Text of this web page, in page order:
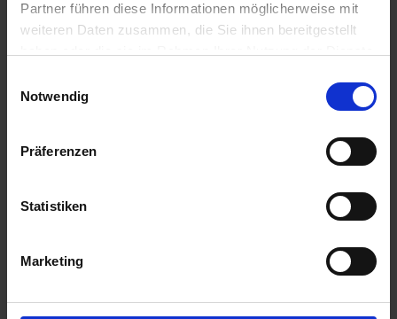
Partner führen diese Informationen möglicherweise mit
weiteren Daten zusammen, die Sie ihnen bereitgestellt
Notwendig
Präferenzen
Statistiken
Marketing
zzgl. MwSt.